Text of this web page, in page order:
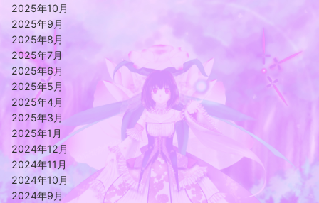
2025年10月
2025年9月
2025年8月
2025年7月
2025年6月
2025年5月
2025年4月
2025年3月
2025年1月
2024年12月
2024年11月
2024年10月
2024年9月